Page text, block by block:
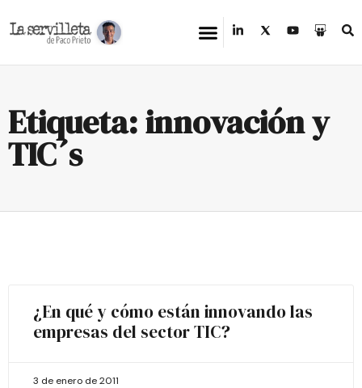
Etiqueta: innovación y
TIC´s
¿En qué y cómo están innovando las
empresas del sector TIC?
3 de enero de 2011